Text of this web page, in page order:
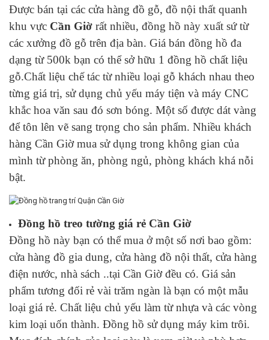
Được bán tại các cửa hàng đồ gỗ, đồ nội thất quanh
khu vực Cần Giờ rất nhiều, đồng hồ này xuất sứ từ
các xưởng đồ gỗ trên địa bàn. Giá bán đồng hồ đa
dạng từ 500k bạn có thể sở hữu 1 đồng hồ chất liệu
gỗ.Chất liệu chế tác từ nhiều loại gỗ khách nhau theo
từng giá trị, sử dụng chủ yếu máy tiện và máy CNC
khắc hoa văn sau đó sơn bóng. Một số được dát vàng
để tôn lên vẽ sang trọng cho sản phẩm. Nhiều khách
hàng Cần Giờ mua sử dụng trong không gian của
mình từ phòng ăn, phòng ngủ, phòng khách khá nỗi
bật.
Đồng hồ treo tường giá rẻ Cần Giờ
Đồng hồ này bạn có thể mua ở một số nơi bao gồm:
cửa hàng đồ gia dung, cửa hàng đồ nội thất, cửa hàng
điện nước, nhà sách ..tại Cần Giờ đều có. Giá sản
phẩm tương đối rẻ vài trăm ngàn là bạn có một mẫu
loại giá rẻ. Chất liệu chủ yếu làm từ nhựa và các vòng
kim loại uốn thành. Đồng hồ sử dụng máy kim trôi.